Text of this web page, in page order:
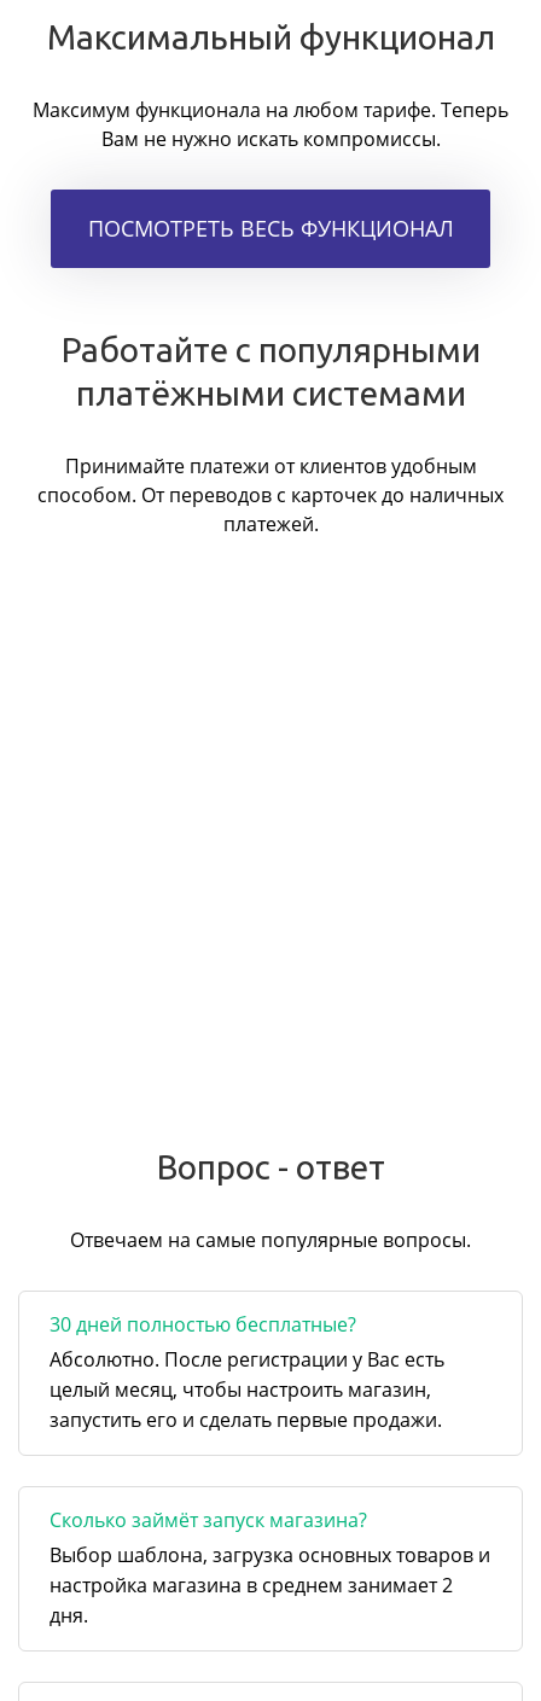
Максимальный функционал
Максимум функционала на любом тарифе. Теперь
Вам не нужно искать компромиссы.
ПОСМОТРЕТЬ ВЕСЬ ФУНКЦИОНАЛ
Работайте с популярными
платёжными системами
Принимайте платежи от клиентов удобным
способом. От переводов с карточек до наличных
платежей.
Вопрос - ответ
Отвечаем на самые популярные вопросы.
30 дней полностью бесплатные?
Абсолютно. После регистрации у Вас есть
целый месяц, чтобы настроить магазин,
запустить его и сделать первые продажи.
Сколько займёт запуск магазина?
Выбор шаблона, загрузка основных товаров и
настройка магазина в среднем занимает 2
дня.